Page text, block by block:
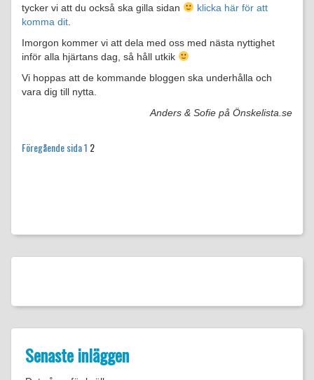
tycker vi att du också ska gilla sidan
klicka här för att
komma dit
Imorgon kommer vi att dela med oss med nästa nyttighet
inför alla hjärtans dag, så håll utkik
Vi hoppas att de kommande bloggen ska underhålla och
vara dig till nytta.
Anders & Sofie på Önskelista.se
Föregående sidaSida
1 Sida
2
Senaste inläggen